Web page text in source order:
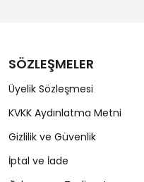
SÖZLEŞMELER
Üyelik Sözleşmesi
KVKK Aydınlatma Metni
Gizlilik ve Güvenlik
İptal ve İade